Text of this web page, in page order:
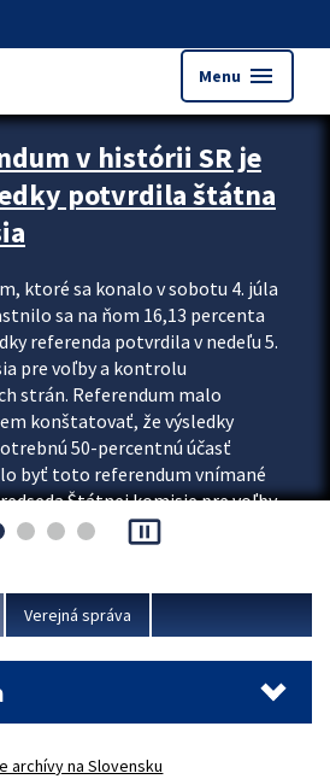
Menu menu
v histórii SR je
potvrdila štátna
ktoré sa konalo v sobotu 4. júla
sa na ňom 16,13 percenta
referenda potvrdila v nedeľu 5.
pre voľby a kontrolu
strán. Referendum malo
konštatovať, že výsledky
50-percentnú účasť
byť toto referendum vnímané
Štátnej komisie pre voľby
politických...
pause_presentation
Verejná správa
archívy na Slovensku